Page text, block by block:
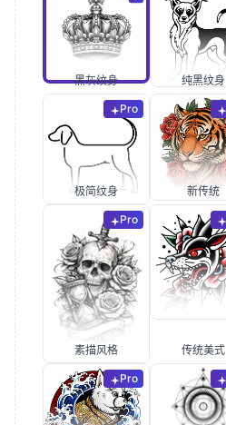
黑灰纹身 纯黑纹身
Pro
极简纹身 新传统
Pro
素描风格 传统美式
Pro